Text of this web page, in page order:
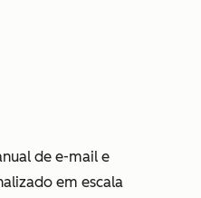
de e-mail e
em escala